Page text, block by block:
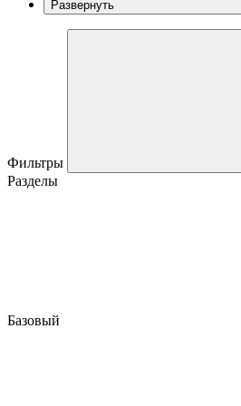
Развернуть
Фильтры
Разделы
Базовый